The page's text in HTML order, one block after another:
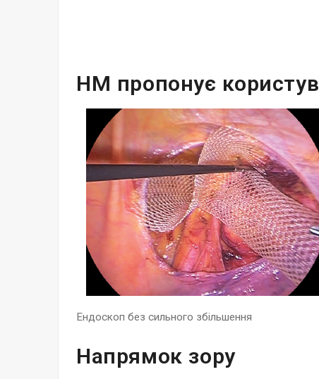
HM пропонує
Ендоскоп без сильного збільшення
Напрямок зору